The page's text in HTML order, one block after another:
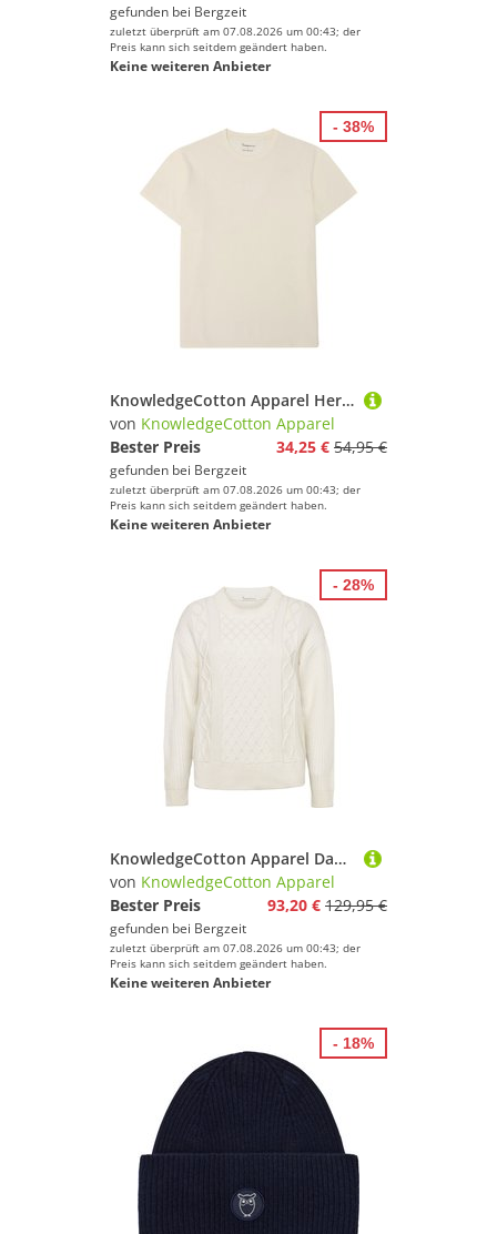
gefunden bei Bergzeit
zuletzt überprüft am 07.08.2026 um 00:43; der
Preis kann sich seitdem geändert haben.
Keine weiteren Anbieter
KnowledgeCotton Apparel Herren Chest Embroidery T-Shirt
von KnowledgeCotton Apparel
Bester Preis
34,25 € 54,95 €
gefunden bei Bergzeit
zuletzt überprüft am 07.08.2026 um 00:43; der
Preis kann sich seitdem geändert haben.
Keine weiteren Anbieter
- 38%
KnowledgeCotton Apparel Damen Cotton Cable Crew Neck Pullover
von KnowledgeCotton Apparel
Bester Preis
93,20 € 129,95 €
gefunden bei Bergzeit
zuletzt überprüft am 07.08.2026 um 00:43; der
Preis kann sich seitdem geändert haben.
Keine weiteren Anbieter
- 28%
- 18%